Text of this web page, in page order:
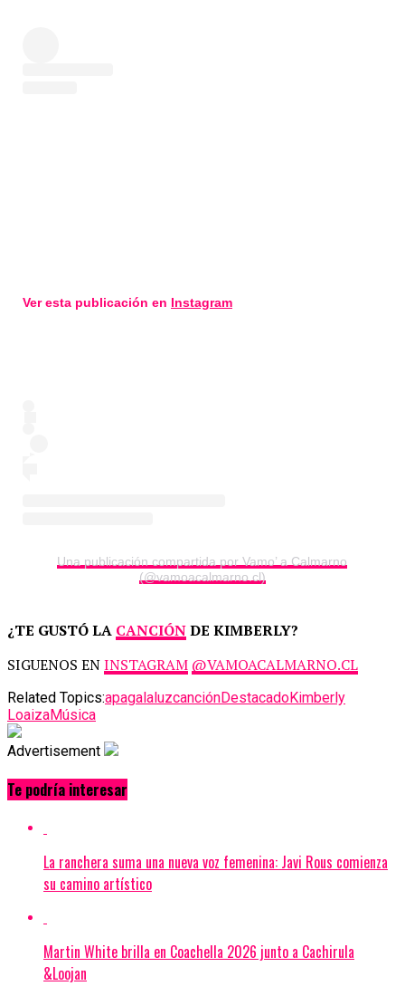
Ver esta publicación en Instagram
Una publicación compartida por Vamo’ a Calmarno
(@vamoacalmarno.cl)
¿TE GUSTÓ LA CANCIÓNDE KIMBERLY?
SIGUENOS ENINSTAGRAM @VAMOACALMARNO.CL
Related Topics:apagalaluzcanciónDestacadoKimberly
LoaizaMúsica
Advertisement
Te podría interesar
La ranchera suma una nueva voz femenina: Javi Rous comienza
su camino artístico
Martin White brilla en Coachella 2026 junto a Cachirula
&Loojan